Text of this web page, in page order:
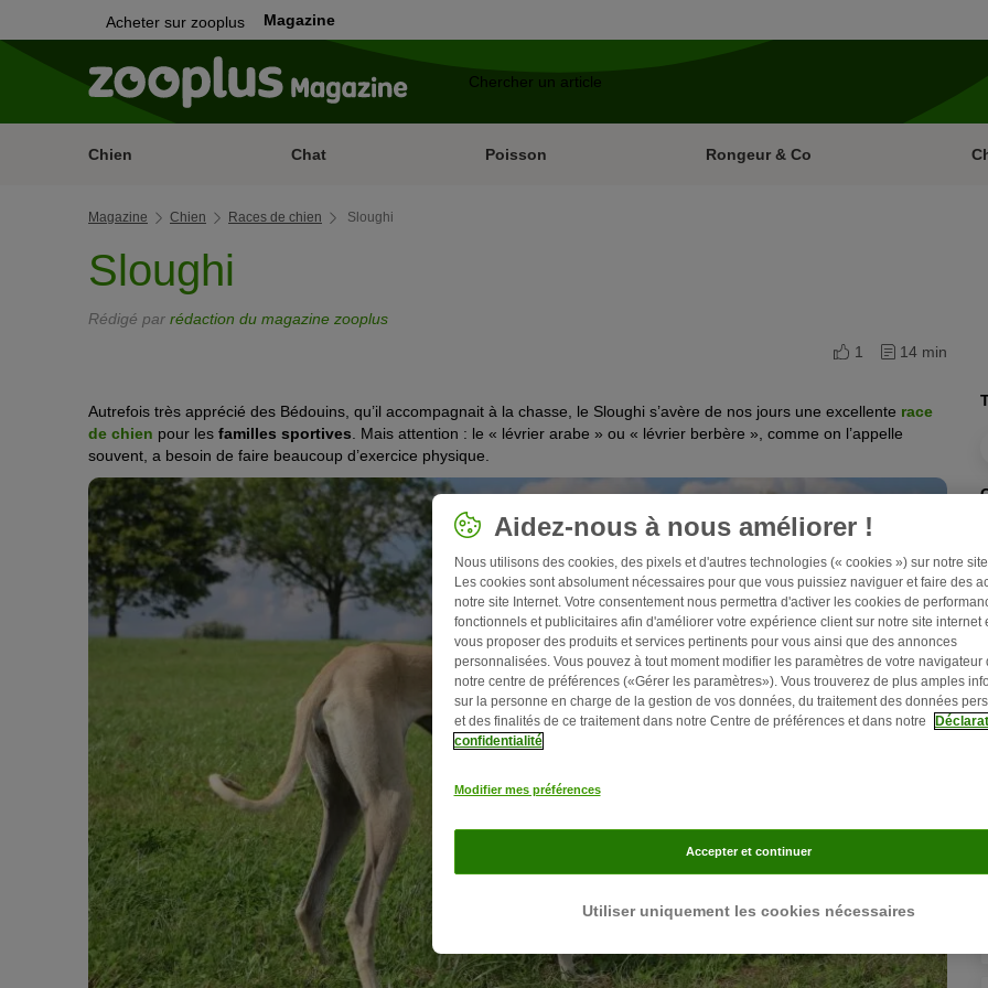
Acheter sur zooplus Magazine
Chien Chat Poisson Rongeur & Co
Magazine Chien Races de chien Sloughi
Sloughi
Rédigé par rédaction du magazine zooplus
1
14 min
Autrefois très apprécié des Bédouins, qu’il accompagnait à la chasse, le Sloughi s’avère de nos jours une excellente race
de chien pour les familles sportives . Mais attention : le « lévrier arabe » ou « lévrier berbère », comme on l’appelle
souvent, a besoin de faire beaucoup d’exercice physique.
Aidez-nous à nous améliorer !
Nous utilisons des cookies, des pixels et d'autres technologies (« cookies ») sur notre
Les cookies sont absolument nécessaires pour que vous puissiez naviguer et faire des
notre site Internet. Votre consentement nous permettra d'activer les cookies de
fonctionnels et publicitaires afin d'améliorer votre expérience client sur notre site internet
vous proposer des produits et services pertinents pour vous ainsi que des annonces
personnalisées. Vous pouvez à tout moment modifier les paramètres de votre navigateur
notre centre de préférences («Gérer les paramètres»). Vous trouverez de plus amples
sur la personne en charge de la gestion de vos données, du traitement des données
et des finalités de ce traitement dans notre Centre de préférences et dans notre
confidentialité
Modifier mes préférences
Utiliser uniquement les cookies nécessaires
Accepter et continuer